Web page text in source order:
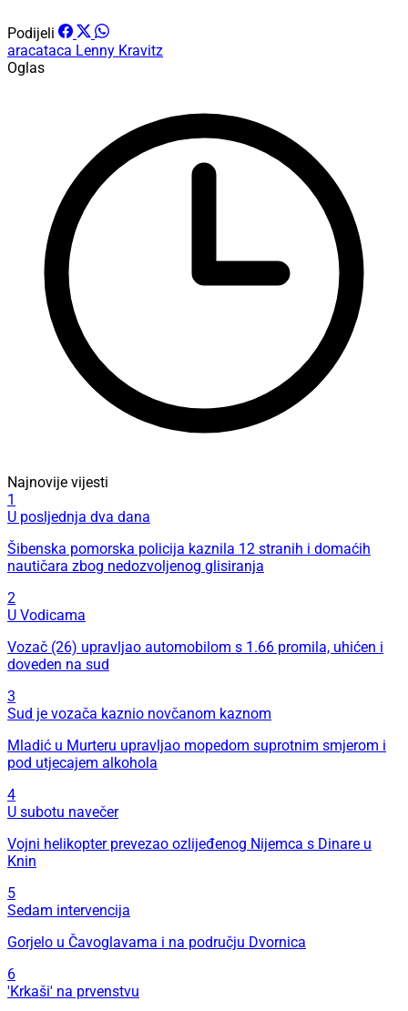
Podijeli
aracataca Lenny Kravitz
Oglas
Najnovije vijesti
1
U posljednja dva dana
Šibenska pomorska policija kaznila 12 stranih i domaćih
nautičara zbog nedozvoljenog glisiranja
2
U Vodicama
Vozač (26) upravljao automobilom s 1.66 promila, uhićen i
doveden na sud
3
Sud je vozača kaznio novčanom kaznom
Mladić u Murteru upravljao mopedom suprotnim smjerom i
pod utjecajem alkohola
4
U subotu navečer
Vojni helikopter prevezao ozlijeđenog Nijemca s Dinare u
Knin
5
Sedam intervencija
Gorjelo u Čavoglavama i na području Dvornica
6
'Krkaši' na prvenstvu